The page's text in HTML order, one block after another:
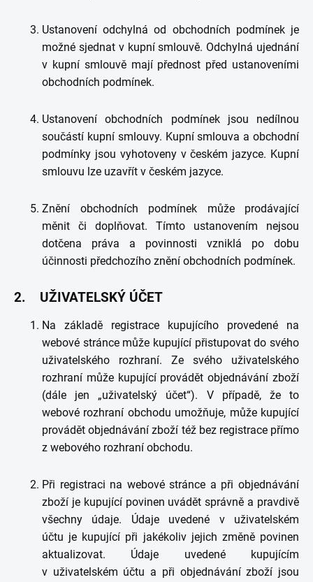
Ustanovení odchylná od obchodních podmínek je
možné sjednat v kupní smlouvě. Odchylná ujednání
v kupní smlouvě mají přednost před ustanoveními
obchodních podmínek.
Ustanovení obchodních podmínek jsou nedílnou
součástí kupní smlouvy. Kupní smlouva a obchodní
podmínky jsou vyhotoveny v českém jazyce. Kupní
smlouvu lze uzavřít v českém jazyce.
Znění obchodních podmínek může prodávající
měnit či doplňovat. Tímto ustanovením nejsou
dotčena práva a povinnosti vzniklá po dobu
účinnosti předchozího znění obchodních podmínek.
2. UŽIVATELSKÝ ÚČET
Na základě registrace kupujícího provedené na
webové stránce může kupující přistupovat do svého
uživatelského rozhraní. Ze svého uživatelského
rozhraní může kupující provádět objednávání zboží
(dále jen „uživatelský účet“). V případě, že to
webové rozhraní obchodu umožňuje, může kupující
provádět objednávání zboží též bez registrace přímo
z webového rozhraní obchodu.
Při registraci na webové stránce a při objednávání
zboží je kupující povinen uvádět správně a pravdivě
všechny údaje. Údaje uvedené v uživatelském
účtu je kupující při jakékoliv jejich změně povinen
aktualizovat. Údaje uvedené kupujícím
v uživatelském účtu a při objednávání zboží jsou